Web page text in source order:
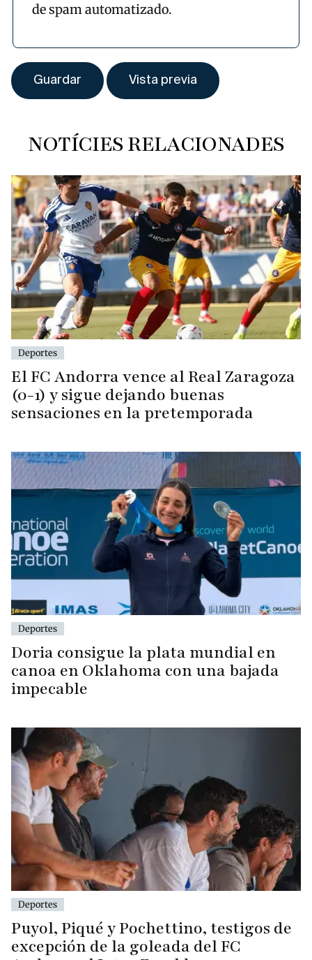
de spam automatizado.
NOTÍCIES RELACIONADES
Deportes
El FC Andorra vence al Real Zaragoza
(0-1) y sigue dejando buenas
sensaciones en la pretemporada
Deportes
Doria consigue la plata mundial en
canoa en Oklahoma con una bajada
impecable
Deportes
Puyol, Piqué y Pochettino, testigos de
excepción de la goleada del FC